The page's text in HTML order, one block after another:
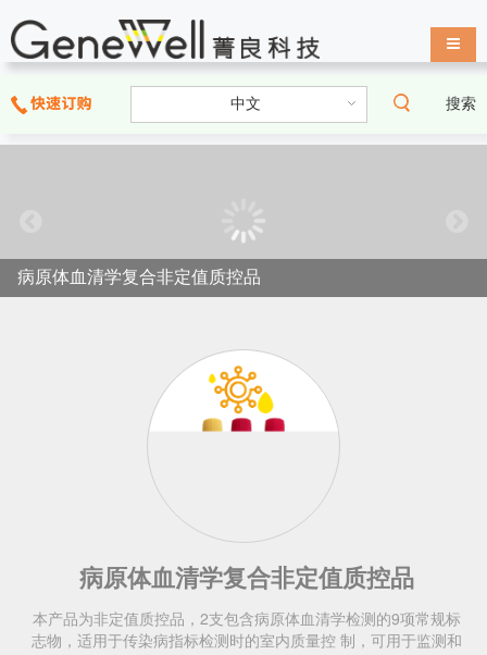
搜索
导航
病原体血清学复合非定值质控品
病原体血清学复合非定值质控品
本产品为非定值质控品，2支包含病原体血清学检测的9项常规标
志物，适用于传染病指标检测时的室内质量控 制，可用于监测和